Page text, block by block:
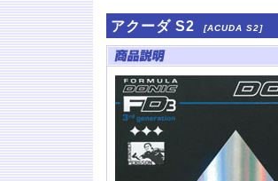
アクーダ S2 [ACUDA S2]